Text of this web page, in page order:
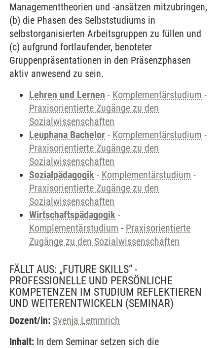
Managementtheorien und -ansätzen mitzubringen,
(b) die Phasen des Selbststudiums in
selbstorganisierten Arbeitsgruppen zu füllen und
(c) aufgrund fortlaufender, benoteter
Gruppenpräsentationen in den Präsenzphasen
aktiv anwesend zu sein.
Lehren und Lernen - Komplementärstudium -
Praxisorientierte Zugänge zu den
Sozialwissenschaften
Leuphana Bachelor - Komplementärstudium -
Praxisorientierte Zugänge zu den
Sozialwissenschaften
Sozialpädagogik - Komplementärstudium -
Praxisorientierte Zugänge zu den
Sozialwissenschaften
Wirtschaftspädagogik -
Komplementärstudium - Praxisorientierte
Zugänge zu den Sozialwissenschaften
FÄLLT AUS: „FUTURE SKILLS“ -
PROFESSIONELLE UND PERSÖNLICHE
KOMPETENZEN IM STUDIUM REFLEKTIEREN
UND WEITERENTWICKELN (SEMINAR)
Dozent/in: Svenja Lemmrich
Inhalt: In dem Seminar setzen sich die